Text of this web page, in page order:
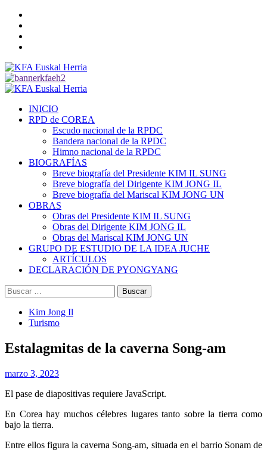
Saltar
contenido
Menú
INICIO
RPD de COREA
Escudo nacional de la RPDC
Bandera nacional de la RPDC
Himno nacional de la RPDC
BIOGRAFÍAS
Breve biografía del Presidente KIM IL SUNG
Breve biografía del Dirigente KIM JONG IL
Breve biografía del Mariscal KIM JONG UN
OBRAS
Obras del Presidente KIM IL SUNG
Obras del Dirigente KIM JONG IL
Obras del Mariscal KIM JONG UN
GRUPO DE ESTUDIO DE LA IDEA JUCHE
ARTÍCULOS
DECLARACIÓN DE PYONGYANG
Buscar:
Kim Jong Il
Turismo
Estalagmitas de la caverna Song-am
marzo 3, 2023
El pase de diapositivas requiere JavaScript.
En Corea hay muchos célebres lugares tanto sobre la tierra como
bajo la tierra.
Entre ellos figura la caverna Song-am, situada en el barrio Sonam de